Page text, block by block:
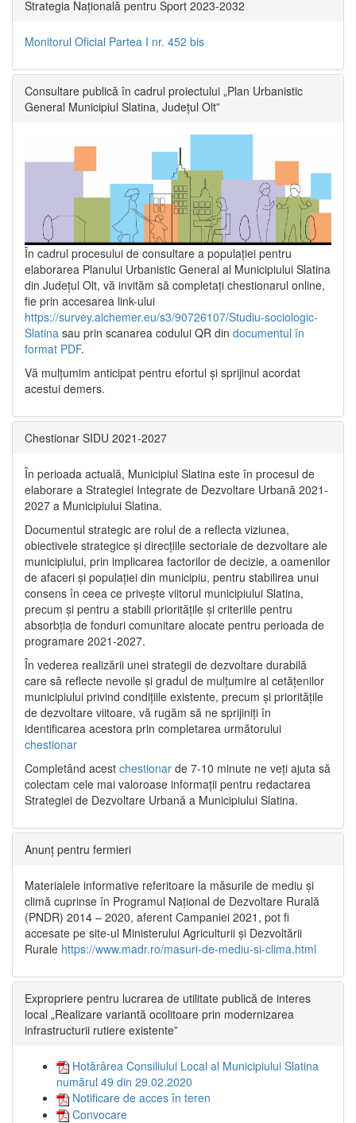
Strategia Națională pentru Sport 2023-2032
Monitorul Oficial Partea I nr. 452 bis
Consultare publică în cadrul proiectului „Plan Urbanistic
General Municipiul Slatina, Județul Olt”
În cadrul procesului de consultare a populaţiei pentru
elaborarea Planului Urbanistic General al Municipiului Slatina
din Județul Olt, vă invităm să completați chestionarul online,
fie prin accesarea link-ului
https://survey.alchemer.eu/s3/90726107/Studiu-sociologic-
Slatina sau prin scanarea codului QR din documentul în
format PDF.
Vă mulţumim anticipat pentru efortul şi sprijinul acordat
acestui demers.
Chestionar SIDU 2021-2027
În perioada actuală, Municipiul Slatina este în procesul de
elaborare a Strategiei Integrate de Dezvoltare Urbană 2021‐
2027 a Municipiului Slatina.
Documentul strategic are rolul de a reflecta viziunea,
obiectivele strategice și direcțiile sectoriale de dezvoltare ale
municipiului, prin implicarea factorilor de decizie, a oamenilor
de afaceri și populației din municipiu, pentru stabilirea unui
consens în ceea ce privește viitorul municipiului Slatina,
precum și pentru a stabili prioritățile și criteriile pentru
absorbția de fonduri comunitare alocate pentru perioada de
programare 2021-2027.
În vederea realizării unei strategii de dezvoltare durabilă
care să reflecte nevoile și gradul de mulțumire al cetățenilor
municipiului privind condițiile existente, precum și prioritățile
de dezvoltare viitoare, vă rugăm să ne sprijiniți în
identificarea acestora prin completarea următorului
chestionar
Completând acest chestionar de 7-10 minute ne veți ajuta să
colectam cele mai valoroase informații pentru redactarea
Strategiei de Dezvoltare Urbană a Municipiului Slatina.
Anunț pentru fermieri
Materialele informative referitoare la măsurile de mediu și
climă cuprinse în Programul Național de Dezvoltare Rurală
(PNDR) 2014 – 2020, aferent Campaniei 2021, pot fi
accesate pe site-ul Ministerului Agriculturii și Dezvoltării
Rurale https://www.madr.ro/masuri-de-mediu-si-clima.html
Expropriere pentru lucrarea de utilitate publică de interes
local „Realizare variantă ocolitoare prin modernizarea
infrastructurii rutiere existente”
Hotărârea Consiliului Local al Municipiului Slatina
numărul 49 din 29.02.2020
Notificare de acces în teren
Convocare